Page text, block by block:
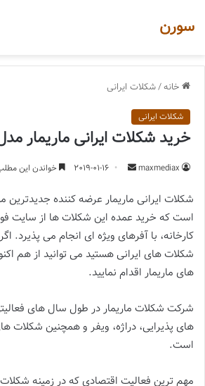
سورن
خانه/شکلات ایرانی
شکلات ایرانی
خرید شکلات ایرانی ماریمار
maxmediax
ارسال
ایمیل
2019-01-16 خواندن این مطلب 1 دقیقه زمان
شکلات ایرانی ماریمار عرضه کننده
است که خرید عمده این شکلات ها از سایت
کارخانه، با آفرهای ویژه ای انجام می پذیرد.
شکلات های ایرانی هستید می توانید از هم
های ماریمار اقدام نمایید.
شرکت شکلات ماریمار در طول سال های
های پذیرایی، دراژه، ویفر و همچنین شکلات
است.
مهم ترین فعالیت اقتصادی که در زمینه